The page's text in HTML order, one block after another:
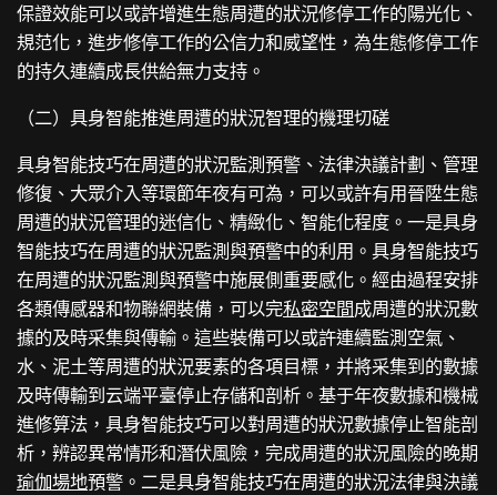
保證效能可以或許增進生態周遭的狀況修停工作的陽光化、
規范化，進步修停工作的公信力和威望性，為生態修停工作
的持久連續成長供給無力支持。
（二）具身智能推進周遭的狀況智理的機理切磋
具身智能技巧在周遭的狀況監測預警、法律決議計劃、管理
修復、大眾介入等環節年夜有可為，可以或許有用晉陞生態
周遭的狀況管理的迷信化、精緻化、智能化程度。一是具身
智能技巧在周遭的狀況監測與預警中的利用。具身智能技巧
在周遭的狀況監測與預警中施展側重要感化。經由過程安排
各類傳感器和物聯網裝備，可以完私密空間成周遭的狀況數
據的及時采集與傳輸。這些裝備可以或許連續監測空氣、
水、泥土等周遭的狀況要素的各項目標，并將采集到的數據
及時傳輸到云端平臺停止存儲和剖析。基于年夜數據和機械
進修算法，具身智能技巧可以對周遭的狀況數據停止智能剖
析，辨認異常情形和潛伏風險，完成周遭的狀況風險的晚期
瑜伽場地預警。二是具身智能技巧在周遭的狀況法律與決議